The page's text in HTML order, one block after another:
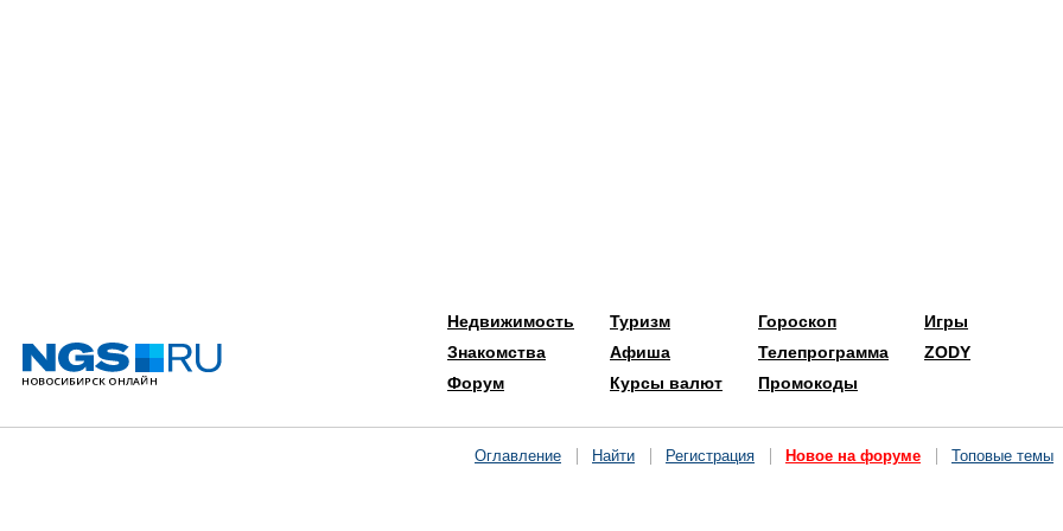
Недвижимость
Знакомства
Форум
Туризм
Афиша
Курсы валют
Гороскоп
Телепрограмма
Промокоды
Игры
ZODY
Оглавление Найти Регистрация Новое на форуме Топовые темы